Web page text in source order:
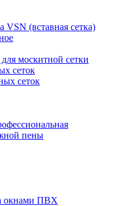
VSN (вставная сетка)
москитной сетки
сеток
сеток
пены
окнами ПВХ